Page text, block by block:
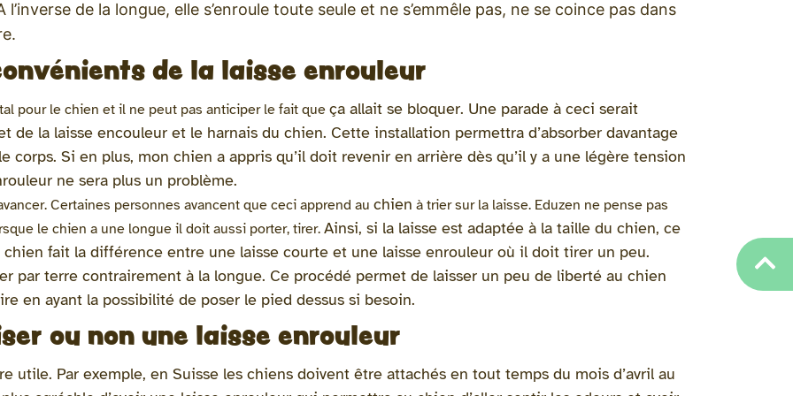
de la longue, elle s’enroule toute seule et ne s’emmêle pas, ne se coince pas dans
de la laisse enrouleur
pour le chien et il ne peut pas anticiper le fait que ça allait se bloquer. Une parade à ceci serait
de la laisse encouleur et le harnais du chien. Cette installation permettra d’absorber davantage
corps. Si en plus, mon chien a appris qu’il doit revenir en arrière dès qu’il y a une légère tension
ne sera plus un problème.
Certaines personnes avancent que ceci apprend au chien à trier sur la laisse. Eduzen ne pense pas
le chien a une longue il doit aussi porter, tirer. Ainsi, si la laisse est adaptée à la taille du chien, ce
fait la différence entre une laisse courte et une laisse enrouleur où il doit tirer un peu.
par terre contrairement à la longue. Ce procédé permet de laisser un peu de liberté au chien
en ayant la possibilité de poser le pied dessus si besoin.
ou non une laisse enrouleur
utile. Par exemple, en Suisse les chiens doivent être attachés en tout temps du mois d’avril au